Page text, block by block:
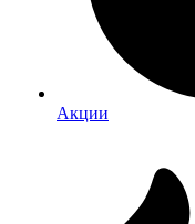
Акции